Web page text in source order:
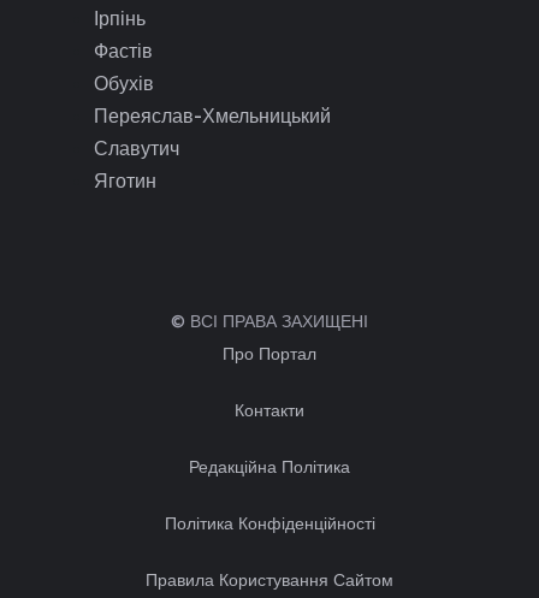
Ірпінь
Фастів
Обухів
Переяслав-Хмельницький
Славутич
Яготин
© ВСІ ПРАВА ЗАХИЩЕНІ
Про Портал
Контакти
Редакційна Політика
Політика Конфіденційності
Правила Користування Сайтом